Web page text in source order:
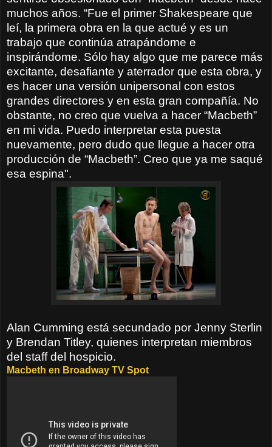
muchos años. “Fue el primer Shakespeare que
leí, la primera obra en la que actué y es un
trabajo que continúa atrapándome e
inspirándome. Sólo hay algo que me parece más
excitante, desafiante y aterrador que esta obra, y
es hacer una versión unipersonal con estos
grandes directores y en esta gran compañía. No
obstante, no creo que vuelva a hacer “Macbeth”
en mi vida. Puedo interpretar esta puesta
nuevamente, pero dudo que llegue a hacer otra
producción de “Macbeth”. Creo que ya me saqué
esa espina".
Alan Cumming está secundado por Jenny Sterlin
y Brendan Titley, quienes interpretan miembros
del staff del hospicio.
Macbeth en Broadway TV Spot